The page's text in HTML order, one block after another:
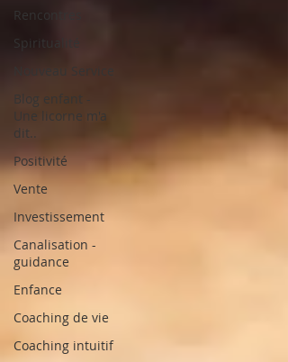
Rencontres
Spiritualité
Nouveau Service
Blog enfant -
Une licorne m'a
dit..
Positivité
Vente
Investissement
Canalisation -
guidance
Enfance
Coaching de vie
Coaching intuitif